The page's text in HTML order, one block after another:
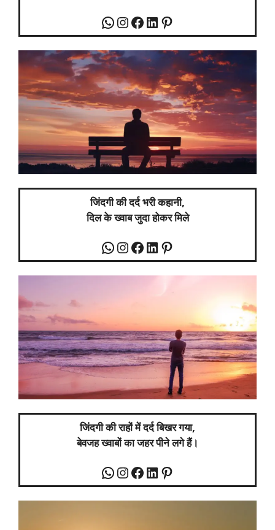
जिंदगी की दर्द भरी कहानी,
दिल के ख्वाब जुदा होकर मिले
जिंदगी की राहों में दर्द बिखर गया,
बेवजह ख्वाबों का जहर पीने लगे हैं।